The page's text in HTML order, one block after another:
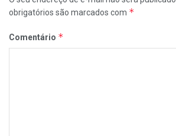
obrigatórios são marcados com *
Comentário *